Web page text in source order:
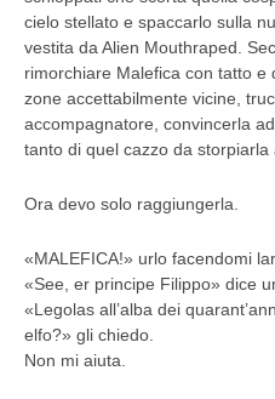
cielo stellato e spaccarlo sulla
vestita da Alien Mouthraped.
rimorchiare Malefica con tatto e
zone accettabilmente vicine,
accompagnatore, convincerla
tanto di quel cazzo da storpiarla
Ora devo solo raggiungerla.
«MALEFICA!» urlo facendomi
«See, er principe Filippo» dice
«Legolas all’alba dei
elfo?» gli chiedo.
Non mi aiuta.